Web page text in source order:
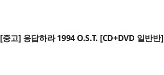
[중고] 응답하라 1994 O.S.T. [CD+DVD 일반반]